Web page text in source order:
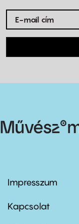
Footer
first
Impresszum
Kapcsolat